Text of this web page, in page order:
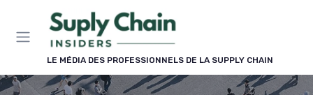
LE MÉDIA DES PROFESSIONNELS DE LA SUPPLY CHAIN
Panneau de gestion des cookies